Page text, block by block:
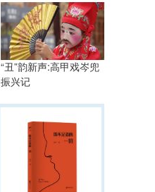
“丑”韵新声:高甲戏岑兜
振兴记